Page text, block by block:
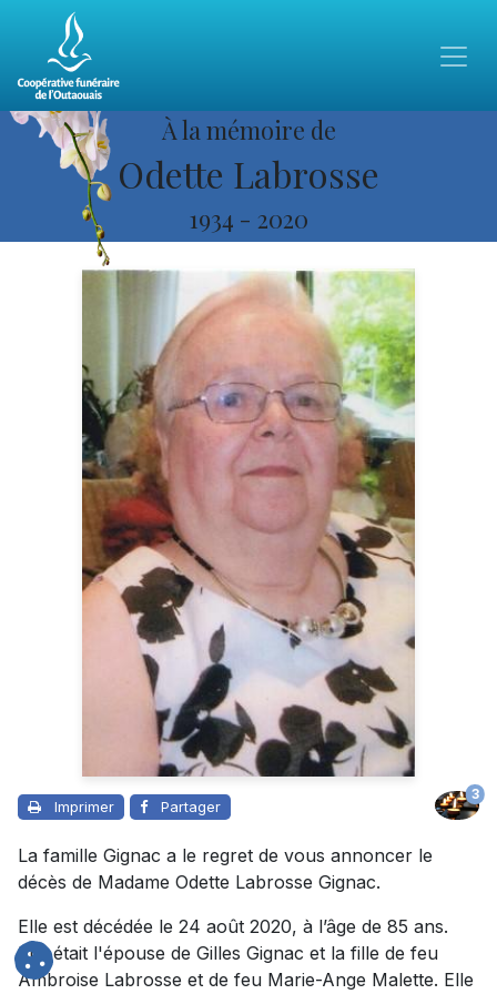
À la mémoire de
Odette Labrosse
1934 - 2020
Imprimer Partager
3
La famille Gignac a le regret de vous annoncer le
décès de Madame Odette Labrosse Gignac.
Elle est décédée le 24 août 2020, à l’âge de 85 ans.
Elle était l'épouse de Gilles Gignac et la fille de feu
Ambroise Labrosse et de feu Marie-Ange Malette. Elle